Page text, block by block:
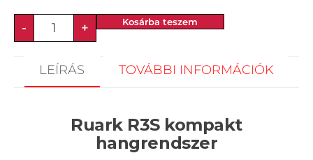
- + Kosárba teszem
LEÍRÁS TOVÁBBI INFORMÁCIÓK
Ruark R3S kompakt
hangrendszer